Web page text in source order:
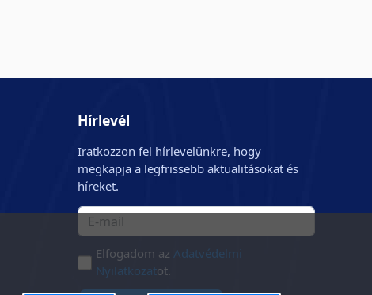
Hírlevél
Iratkozzon fel hírlevelünkre, hogy
megkapja a legfrissebb aktualitásokat és
híreket.
Elfogadom az Adatvédelmi
Nyilatkozatot.